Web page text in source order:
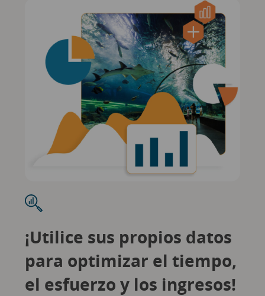
¡Utilice sus propios datos
para optimizar el tiempo,
el esfuerzo y los ingresos!